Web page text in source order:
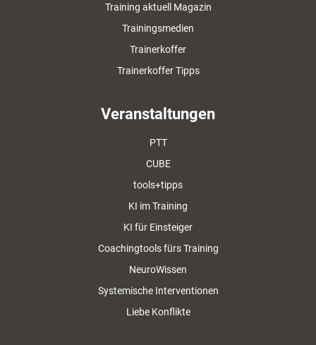
Training aktuell Magazin
Trainingsmedien
Trainerkoffer
Trainerkoffer Tipps
Veranstaltungen
PTT
CUBE
tools+tipps
KI im Training
KI für Einsteiger
Coachingtools fürs Training
NeuroWissen
Systemische Interventionen
Liebe Konflikte